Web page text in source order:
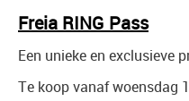
Freia RING Pass
Een unieke en exclusieve
Te koop vanaf woensdag